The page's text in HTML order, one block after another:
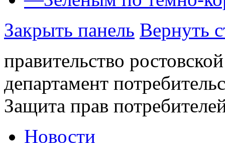
Закрыть панель Вернуть
правительство
департамент
Защита прав
Новости